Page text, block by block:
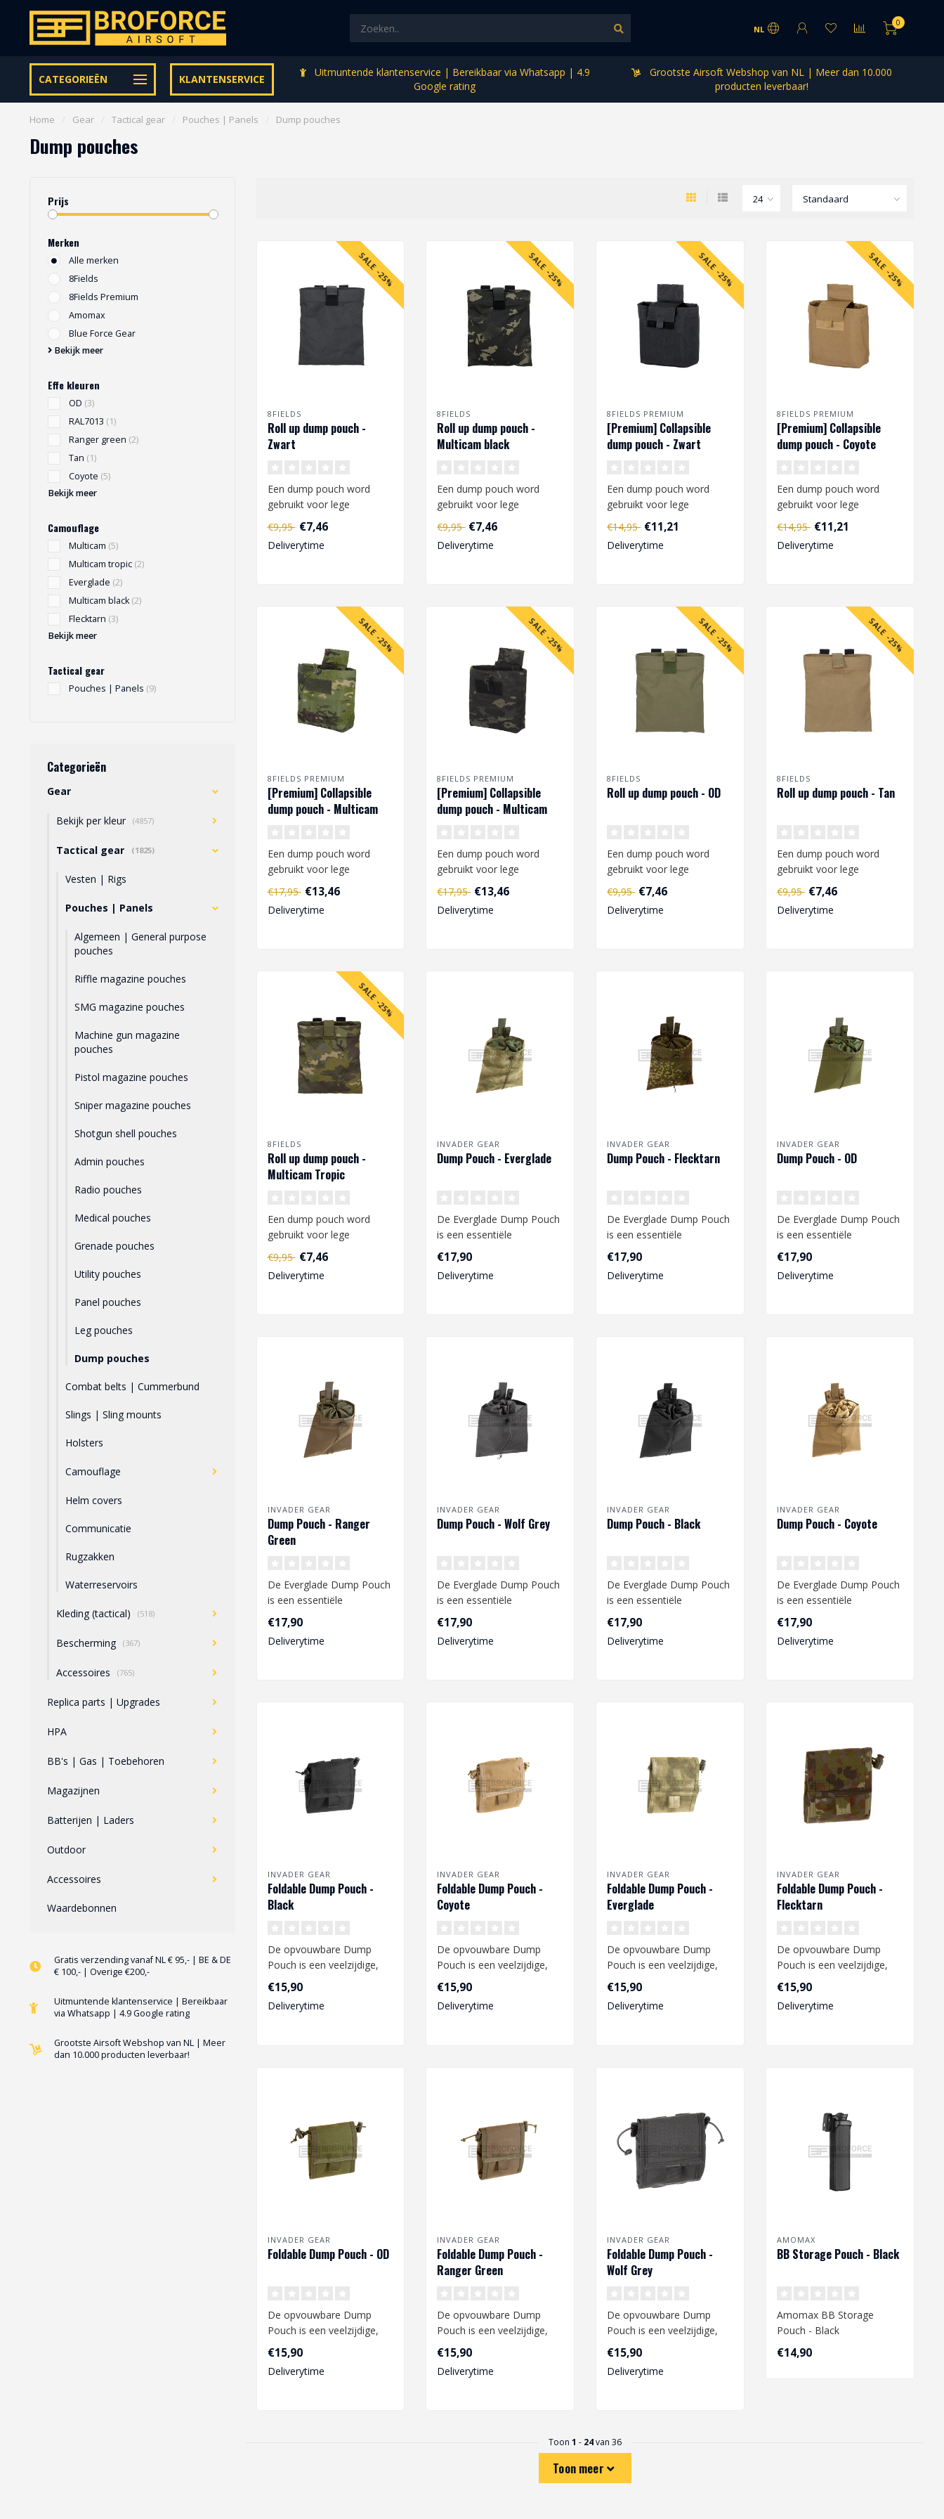
NL
0
CATEGORIEËN KLANTENSERVICE
Gratis verzending vanaf € 95,- binnen NL | €100,- BE & DE
Uitmuntende klantenservice | Bereikbaar via Whatsapp | 4.9
Google rating
Grootste Airsoft Webshop van NL | Meer dan 10.000
producten leverbaar!
Home Gear Tactical gear Pouches | Panels Dump pouches
Dump pouches
Prijs
Merken
Alle merken
8Fields
8Fields Premium
Amomax
Blue Force Gear
Bekijk meer
Effe kleuren
OD (3)
RAL7013 (1)
Ranger green (2)
Tan (1)
Coyote (5)
Bekijk meer
Camouflage
Multicam (5)
Multicam tropic (2)
Everglade (2)
Multicam black(2)
Flecktarn (3)
Bekijk meer
Tactical gear
Pouches | Panels (9)
Categorieën
Gear
Bekijk per kleur (4857)
Tactical gear (1825)
Vesten | Rigs
Pouches | Panels
Algemeen | General purpose
pouches
Riffle magazine pouches
SMG magazine pouches
Machine gun magazine
pouches
Pistol magazine pouches
Sniper magazine pouches
Shotgun shell pouches
Admin pouches
Radio pouches
Medical pouches
Grenade pouches
Utility pouches
Panel pouches
Leg pouches
Dump pouches
Combat belts | Cummerbund
Slings | Sling mounts
Holsters
Camouflage
Helm covers
Communicatie
Rugzakken
Waterreservoirs
Kleding (tactical) (518)
Bescherming (367)
Accessoires (765)
Replica parts | Upgrades
HPA
BB's | Gas | Toebehoren
Magazijnen
Batterijen | Laders
Outdoor
Accessoires
Waardebonnen
Gratis verzending vanaf NL € 95,- | BE & DE
€ 100,- | Overige €200,-
Uitmuntende klantenservice | Bereikbaar
via Whatsapp | 4.9 Google rating
Grootste Airsoft Webshop van NL | Meer
dan 10.000 producten leverbaar!
SALE -25%
8FIELDS
Roll up dump pouch -
Zwart
Een dump pouch word
gebruikt voor lege
magazijnen. De pouch kan
bevestigd worden..
€9,95 €7,46
Deliverytime
SALE -25%
8FIELDS
Roll up dump pouch -
Multicam black
Een dump pouch word
gebruikt voor lege
magazijnen. De pouch kan
bevestigd worden..
€9,95 €7,46
Deliverytime
SALE -25%
8FIELDS PREMIUM
[Premium] Collapsible
dump pouch - Zwart
Een dump pouch word
gebruikt voor lege
magazijnen. De pouch kan
bevestigd worden..
€14,95 €11,21
Deliverytime
SALE -25%
8FIELDS PREMIUM
[Premium] Collapsible
dump pouch - Coyote
Een dump pouch word
gebruikt voor lege
magazijnen. De pouch kan
bevestigd worden..
€14,95 €11,21
Deliverytime
SALE -25%
8FIELDS PREMIUM
[Premium] Collapsible
dump pouch - Multicam
Een dump pouch word
gebruikt voor lege
magazijnen. De pouch kan
bevestigd worden..
€17,95 €13,46
Deliverytime
SALE -25%
8FIELDS PREMIUM
[Premium] Collapsible
dump pouch - Multicam
Een dump pouch word
gebruikt voor lege
magazijnen. De pouch kan
bevestigd worden..
€17,95 €13,46
Deliverytime
SALE -25%
8FIELDS
Roll up dump pouch - OD
Een dump pouch word
gebruikt voor lege
magazijnen. De pouch kan
bevestigd worden..
€9,95 €7,46
Deliverytime
SALE -25%
8FIELDS
Roll up dump pouch - Tan
Een dump pouch word
gebruikt voor lege
magazijnen. De pouch kan
bevestigd worden..
€9,95 €7,46
Deliverytime
SALE -25%
8FIELDS
Roll up dump pouch -
Multicam Tropic
Een dump pouch word
gebruikt voor lege
magazijnen. De pouch kan
bevestigd worden..
€9,95 €7,46
Deliverytime
INVADER GEAR
Dump Pouch - Everglade
De Everglade Dump Pouch
is een essentiële
toevoeging aan je airsoft
uitrusting...
€17,90
Deliverytime
INVADER GEAR
Dump Pouch - Flecktarn
De Everglade Dump Pouch
is een essentiële
toevoeging aan je airsoft
uitrusting...
€17,90
Deliverytime
INVADER GEAR
Dump Pouch - OD
De Everglade Dump Pouch
is een essentiële
toevoeging aan je airsoft
uitrusting...
€17,90
Deliverytime
INVADER GEAR
Dump Pouch - Ranger
Green
De Everglade Dump Pouch
is een essentiële
toevoeging aan je airsoft
uitrusting...
€17,90
Deliverytime
INVADER GEAR
Dump Pouch - Wolf Grey
De Everglade Dump Pouch
is een essentiële
toevoeging aan je airsoft
uitrusting...
€17,90
Deliverytime
INVADER GEAR
Dump Pouch - Black
De Everglade Dump Pouch
is een essentiële
toevoeging aan je airsoft
uitrusting...
€17,90
Deliverytime
INVADER GEAR
Dump Pouch - Coyote
De Everglade Dump Pouch
is een essentiële
toevoeging aan je airsoft
uitrusting...
€17,90
Deliverytime
INVADER GEAR
Foldable Dump Pouch -
Black
De opvouwbare Dump
Pouch is een veelzijdige,
lichtgewicht en duurzame
accessoire..
€15,90
Deliverytime
INVADER GEAR
Foldable Dump Pouch -
Coyote
De opvouwbare Dump
Pouch is een veelzijdige,
lichtgewicht en duurzame
accessoire..
€15,90
Deliverytime
INVADER GEAR
Foldable Dump Pouch -
Everglade
De opvouwbare Dump
Pouch is een veelzijdige,
lichtgewicht en duurzame
accessoire..
€15,90
Deliverytime
INVADER GEAR
Foldable Dump Pouch -
Flecktarn
De opvouwbare Dump
Pouch is een veelzijdige,
lichtgewicht en duurzame
accessoire..
€15,90
Deliverytime
INVADER GEAR
Foldable Dump Pouch - OD
De opvouwbare Dump
Pouch is een veelzijdige,
lichtgewicht en duurzame
accessoire..
€15,90
Deliverytime
INVADER GEAR
Foldable Dump Pouch -
Ranger Green
De opvouwbare Dump
Pouch is een veelzijdige,
lichtgewicht en duurzame
accessoire..
€15,90
Deliverytime
INVADER GEAR
Foldable Dump Pouch -
Wolf Grey
De opvouwbare Dump
Pouch is een veelzijdige,
lichtgewicht en duurzame
accessoire..
€15,90
Deliverytime
AMOMAX
BB Storage Pouch - Black
Amomax BB Storage
Pouch - Black
€14,90
Toon1 - 24van 36
Toon meer